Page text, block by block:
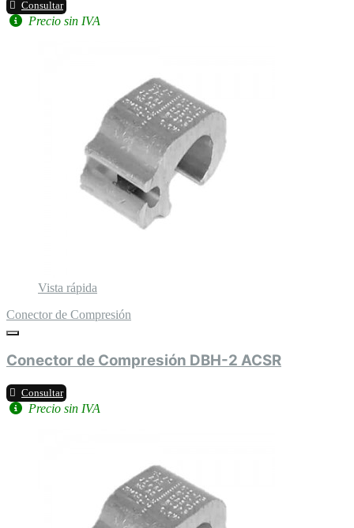
Consultar
Precio sin IVA
Vista rápida
Conector de Compresión
Conector de Compresión DBH-2 ACSR
Consultar
Precio sin IVA